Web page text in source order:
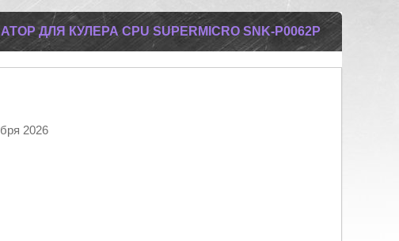
ДЛЯ КУЛЕРА CPU SUPERMICRO SNK-P0062P
2026